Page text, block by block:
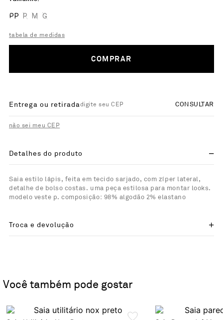
PP P M G
tabela de medidas
COMPRAR
Entrega ou retirada CONSULTAR
não sei meu CEP
Detalhes do produto
Saia estilo lápis, feita em tecido sarjado, com zíper lateral,
detalhe de bolso costas. uma peça estilosa para montar looks.
modelo veste p. composição: 98% algodão 2% elastano
Troca e devolução
Você também pode gostar